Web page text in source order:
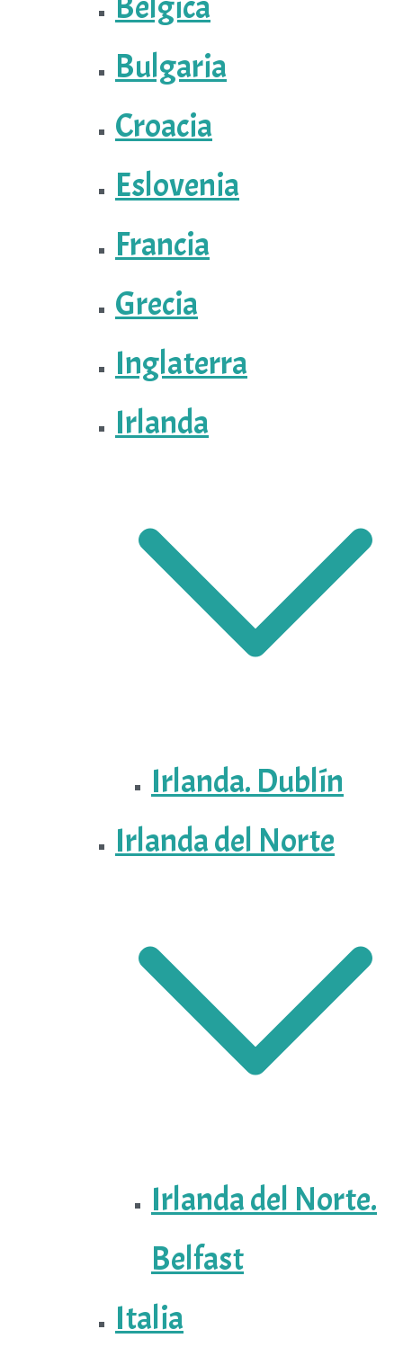
Bulgaria
Croacia
Eslovenia
Francia
Grecia
Inglaterra
Irlanda
Irlanda. Dublín
Irlanda del Norte
Irlanda del Norte.
Belfast
Italia